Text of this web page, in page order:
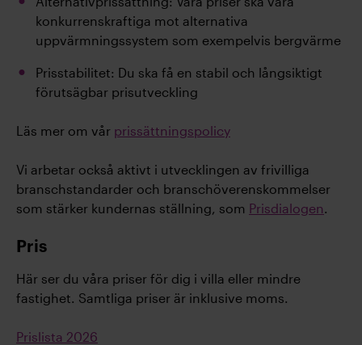
konkurrenskraftiga mot alternativa
uppvärmningssystem som exempelvis bergvärme
Prisstabilitet: Du ska få en stabil och långsiktigt
förutsägbar prisutveckling
Läs mer om vår prissättningspolicy
Vi arbetar också aktivt i utvecklingen av frivilliga
branschstandarder och branschöverenskommelser
som stärker kundernas ställning, som Prisdialogen.
Pris
Här ser du våra priser för dig i villa eller mindre
fastighet. Samtliga priser är inklusive moms.
Prislista 2026